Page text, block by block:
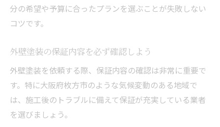
分の希望や予算に合ったプランを選ぶことが失敗しない
コツです。
外壁塗装の保証内容を必ず確認しよう
外壁塗装を依頼する際、保証内容の確認は非常に重要で
す。特に大阪府枚方市のような気候変動のある地域で
は、施工後のトラブルに備えて保証が充実している業者
を選びましょう。